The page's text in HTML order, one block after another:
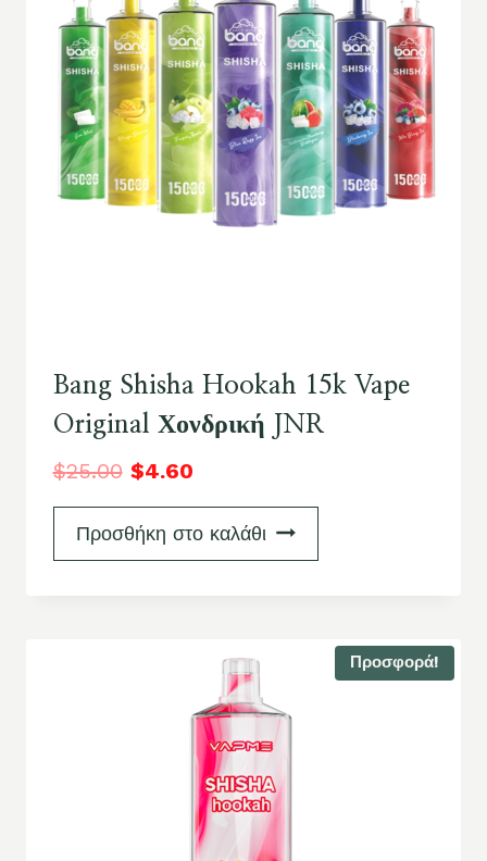
Bang Shisha Hookah 15k Vape
Original Χονδρική JNR
$25.00 $4.60
Προσθήκη στο καλάθι
Προσφορά!